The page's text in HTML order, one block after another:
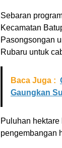
Sebaran
Kecamatan
Pasongsongan
Rubaru untuk
Baca Juga :
Gaungkan
Puluhan
pengembangan